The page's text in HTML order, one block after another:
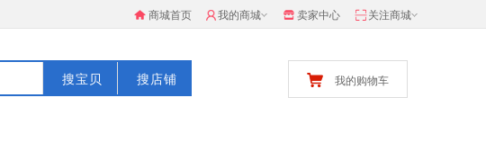
商城首页 我的商城 卖家中心 关注商城
搜店铺
搜宝贝 我的购物车